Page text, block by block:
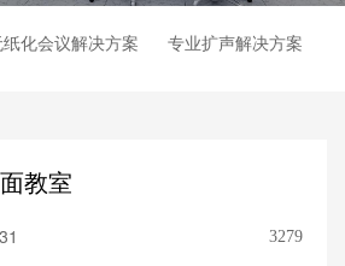
化会议解决方案 专业扩声解决方案
教室
3279